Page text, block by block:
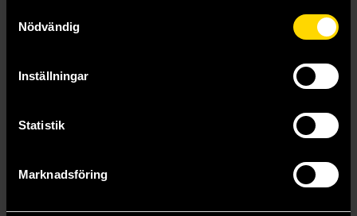
Nödvändig
Inställningar
Statistik
Marknadsföring